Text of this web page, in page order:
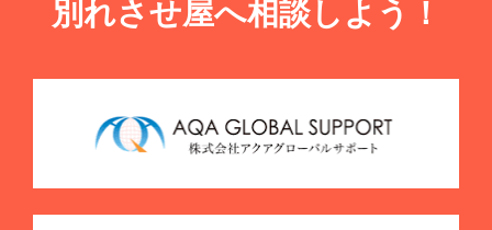
別れさせ屋へ相談しよう！